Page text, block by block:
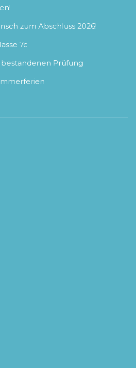
zum Abschluss 2026!
7c
Prüfung